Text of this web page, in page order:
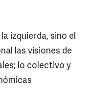
izquierda, sino el
las visiones de
lo colectivo y